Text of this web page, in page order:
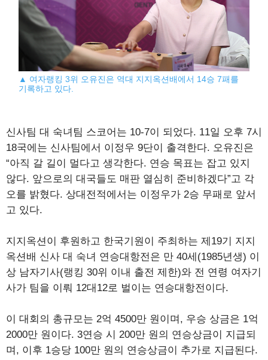
▲ 여자랭킹 3위 오유진은 역대 지지옥션배에서 14승 7패를
기록하고 있다.
신사팀 대 숙녀팀 스코어는 10-7이 되었다. 11일 오후 7시
18국에는 신사팀에서 이정우 9단이 출격한다. 오유진은
“아직 갈 길이 멀다고 생각한다. 연승 목표는 잡고 있지
않다. 앞으로의 대국들도 매판 열심히 준비하겠다”고 각
오를 밝혔다. 상대전적에서는 이정우가 2승 무패로 앞서
고 있다.
지지옥션이 후원하고 한국기원이 주최하는 제19기 지지
옥션배 신사 대 숙녀 연승대항전은 만 40세(1985년생) 이
상 남자기사(랭킹 30위 이내 출전 제한)와 전 연령 여자기
사가 팀을 이뤄 12대12로 벌이는 연승대항전이다.
이 대회의 총규모는 2억 4500만 원이며, 우승 상금은 1억
2000만 원이다. 3연승 시 200만 원의 연승상금이 지급되
며, 이후 1승당 100만 원의 연승상금이 추가로 지급된다.